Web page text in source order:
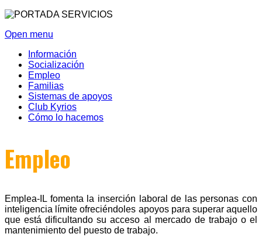
Open menu
Información
Socialización
Empleo
Familias
Sistemas de apoyos
Club Kyrios
Cómo lo hacemos
Empleo
Emplea-IL fomenta la inserción laboral de las personas con
inteligencia límite ofreciéndoles apoyos para superar aquello
que está dificultando su acceso al mercado de trabajo o el
mantenimiento del puesto de trabajo.